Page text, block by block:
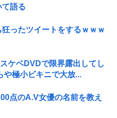
語る
狂ったツイートをするｗｗｗ
ケベDVDで限界露出してし
や極小ビキニで大放...
点のA.V女優の名前を教え